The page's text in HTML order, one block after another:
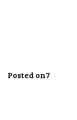
Posted on7